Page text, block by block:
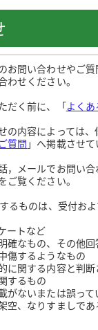
お問い合わせやご
わせください。
だく前に、「よくあ
内容によっては、
質問 」へ掲載させ
，メールでお問い合
ご覧ください。
るものは、受付お
ートなど
確なもの、その他
傷するようなもの
に関する内容と判
するもの
がないまたは誤って
空、なりすましで